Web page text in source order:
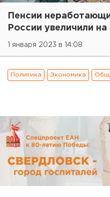
Пенсии
России увеличили на
1 января 2023 в 14:08
Политика Экономика